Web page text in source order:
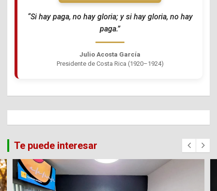
“Si hay paga, no hay gloria; y si hay gloria, no hay
paga.”
Julio Acosta García
Presidente de Costa Rica (1920–1924)
Te puede interesar